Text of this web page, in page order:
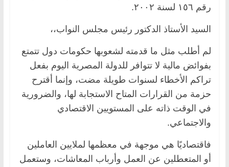
رقم ١٥٦ لسنة ٢٠٠٢.
السيد الأستاذ الدكتور رئيس مجلس النواب،،
لم أطلب مثل ما قدمته لشعوبها حكومات دول تتمتع
بفوائض مالية لا تتوافر للدولة المصرية اليوم بفعل
تراكم الأخطاء لسنوات طويلة مضت، وإنما أقترح
حزمة من القرارات المتاح الاستجابة لها، والضرورية
في الوقت ذاته على المستويين الاقتصادي
والاجتماعي.
فاقتصاديًا هي موجهة في معظمها لملايين العاملين
أو المتعطلين عن العمل وأرباب المعاشات، وستعمل